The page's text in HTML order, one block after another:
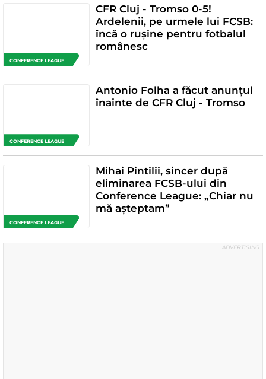
CONFERENCE LEAGUE
CFR Cluj - Tromso 0-5!
Ardelenii, pe urmele lui FCSB:
încă o rușine pentru fotbalul
românesc
CONFERENCE LEAGUE
Antonio Folha a făcut anunțul
înainte de CFR Cluj - Tromso
CONFERENCE LEAGUE
Mihai Pintilii, sincer după
eliminarea FCSB-ului din
Conference League: „Chiar nu
mă așteptam”